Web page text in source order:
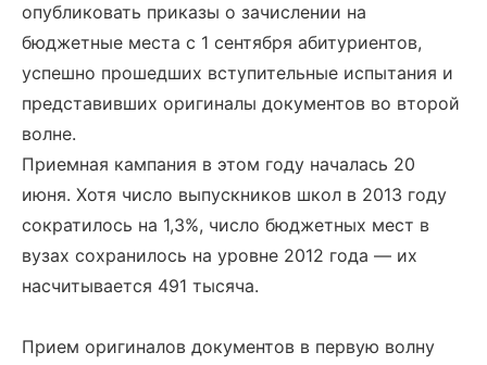
опубликовать приказы о зачислении на
бюджетные места с 1 сентября абитуриентов,
успешно прошедших вступительные испытания и
представивших оригиналы документов во второй
волне.
Приемная кампания в этом году началась 20
июня. Хотя число выпускников школ в 2013 году
сократилось на 1,3%, число бюджетных мест в
вузах сохранилось на уровне 2012 года — их
насчитывается 491 тысяча.
Прием оригиналов документов в первую волну